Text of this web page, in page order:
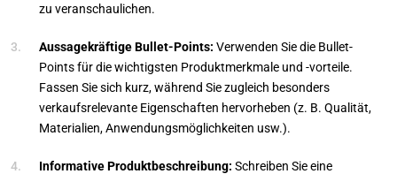
zu veranschaulichen.
Aussagekräftige Bullet-Points: Verwenden Sie die Bullet-
Points für die wichtigsten Produktmerkmale und -vorteile.
Fassen Sie sich kurz, während Sie zugleich besonders
verkaufsrelevante Eigenschaften hervorheben (z. B. Qualität,
Materialien, Anwendungsmöglichkeiten usw.).
Informative Produktbeschreibung: Schreiben Sie eine